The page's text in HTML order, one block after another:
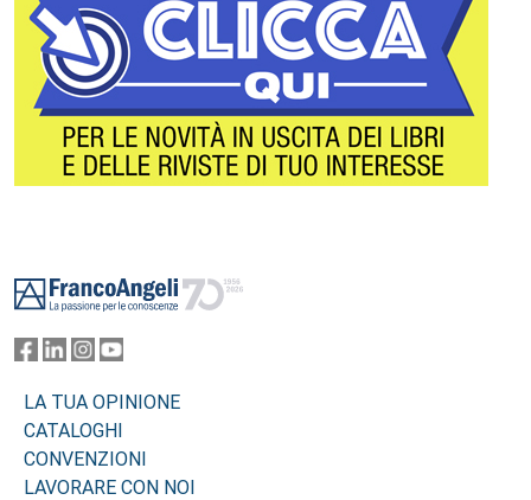
LA TUA OPINIONE
CATALOGHI
CONVENZIONI
LAVORARE CON NOI